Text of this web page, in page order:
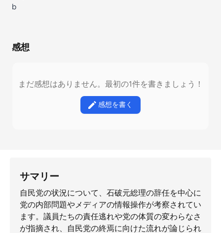
b
感想
まだ感想はありません。最初の1件を書きましょう！
感想を書く
サマリー
自民党の状況について、石破元総理の辞任を中心に
党の内部問題やメディアの情報操作が考察されてい
ます。議員たちの責任逃れや党の体質の変わらなさ
が指摘され、自民党の終焉に向けた流れが論じられ